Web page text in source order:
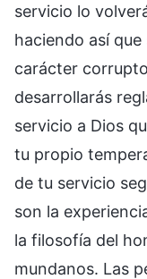
servicio lo
haciendo así
carácter
desarrollarás
servicio a Dios
tu propio
de tu servicio
son la
la filosofía del
mundanos. Las